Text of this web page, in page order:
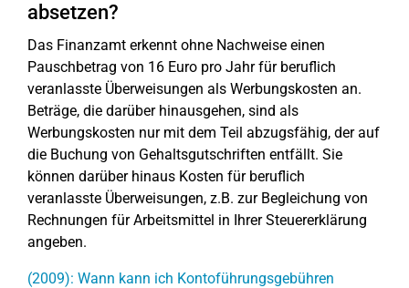
absetzen?
Das Finanzamt erkennt ohne Nachweise einen
Pauschbetrag von 16 Euro pro Jahr für beruflich
veranlasste Überweisungen als Werbungskosten an.
Beträge, die darüber hinausgehen, sind als
Werbungskosten nur mit dem Teil abzugsfähig, der auf
die Buchung von Gehaltsgutschriften entfällt. Sie
können darüber hinaus Kosten für beruflich
veranlasste Überweisungen, z.B. zur Begleichung von
Rechnungen für Arbeitsmittel in Ihrer Steuererklärung
angeben.
(2009): Wann kann ich Kontoführungsgebühren